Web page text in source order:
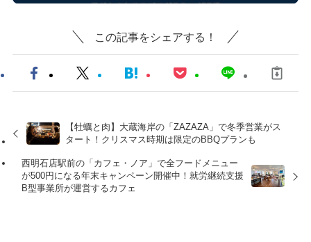
この記事をシェアする！
【牡蠣と肉】大蔵海岸の「ZAZAZA」で冬季営業がス
タート！クリスマス時期は限定のBBQプランも
西明石店駅前の「カフェ・ノア」で全フードメニュー
が500円になる年末キャンペーン開催中！就労継続支援
B型事業所が運営するカフェ